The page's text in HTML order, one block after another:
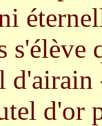
s'élève
d'or